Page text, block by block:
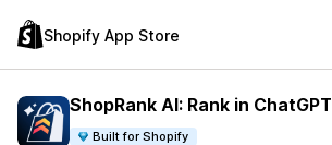
Shopify App Store
ShopRank AI: Rank in ChatGPT
Built for Shopify